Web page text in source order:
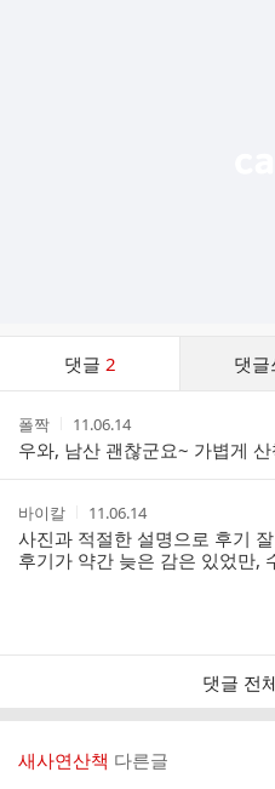
댓글 2 댓글
스
작
성
자
폴짝
작
성
시
간
11.06.14
우와, 남산 괜찮군요~ 가볍게
작
성
자
바이칼
작
성
시
간
11.06.14
사진과 적절한 설명으로 후기
후기가 약간 늦은 감은 있었만,
댓글 전
새사연산책 다른글